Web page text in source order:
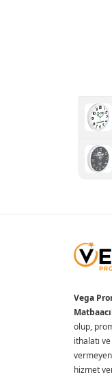
Vega
olup,
ithalatı
hizmet